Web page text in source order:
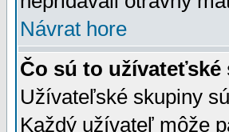
Návrat hore
Čo sú to užívateťské
Užívateľské skupiny
Každý užívateľ môže